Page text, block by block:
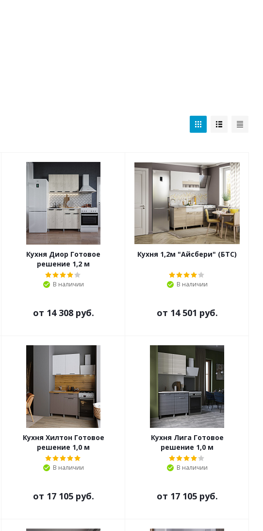
Кухня Диор Готовое
решение 1,2 м
В наличии
от 14 308 руб.
Кухня 1,2м "Айсбери" (БТС)
В наличии
от 14 501 руб.
Кухня Хилтон Готовое
решение 1,0 м
В наличии
от 17 105 руб.
Кухня Лига Готовое
решение 1,0 м
В наличии
от 17 105 руб.